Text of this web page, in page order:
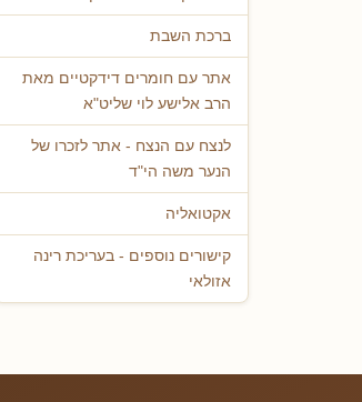
ברכת השבת
אתר עם חומרים דידקטיים מאת
הרב אלישע לוי שליט"א
לנצח עם הנצח - אתר לזכרו של
הנער משה הי"ד
אקטואליה
קישורים נוספים - בעריכת רינה
אזולאי